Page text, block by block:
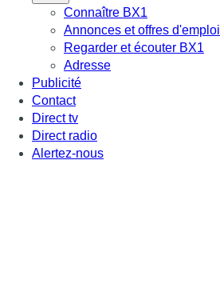
Connaître BX1
Annonces et offres d'emploi
Regarder et écouter BX1
Adresse
Publicité
Contact
Direct tv
Direct radio
Alertez-nous